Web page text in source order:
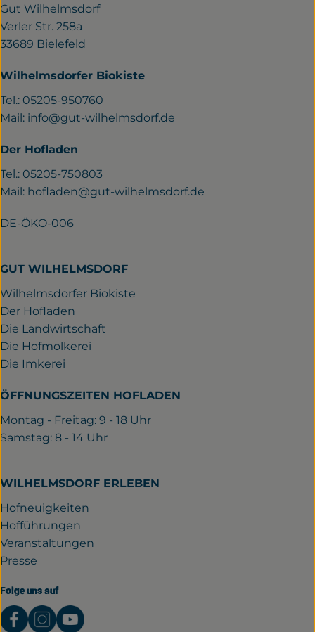
Gut Wilhelmsdorf
Verler Str. 258a
33689 Bielefeld
Wilhelmsdorfer Biokiste
Tel.: 05205-950760
Mail: info@gut-wilhelmsdorf.de
Der Hofladen
Tel.: 05205-750803
Mail: hofladen@gut-wilhelmsdorf.de
DE-ÖKO-006
GUT WILHELMSDORF
Wilhelmsdorfer Biokiste
Der Hofladen
Die Landwirtschaft
Die Hofmolkerei
Die Imkerei
ÖFFNUNGSZEITEN HOFLADEN
Montag - Freitag: 9 - 18 Uhr
Samstag: 8 - 14 Uhr
WILHELMSDORF ERLEBEN
Hofneuigkeiten
Hofführungen
Veranstaltungen
Presse
Folge uns auf
Externer Link zu https://www.facebook.com/
Externer Link zu https://
Externer Link zu https://